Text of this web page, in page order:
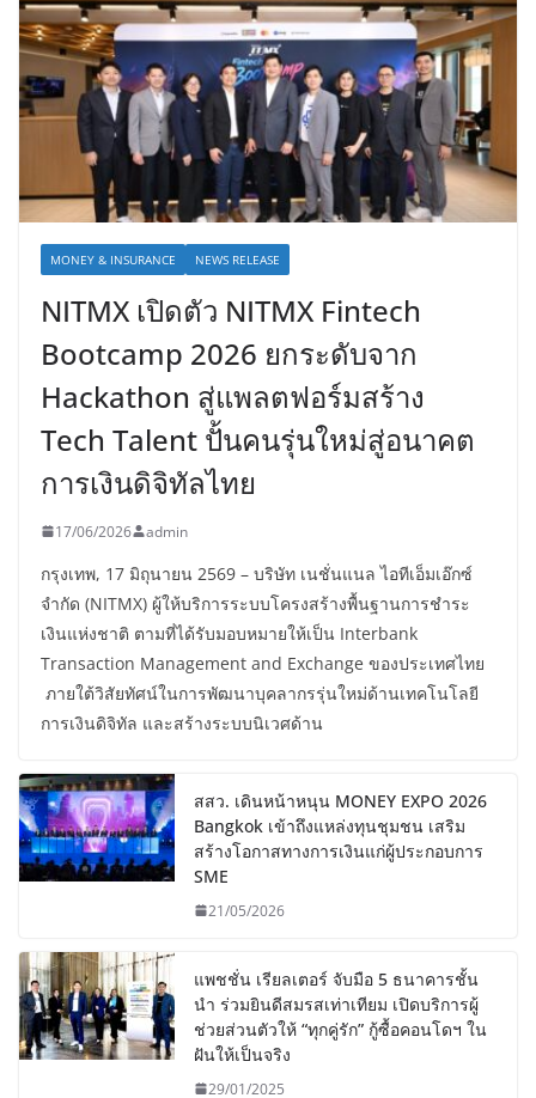
MONEY & INSURANCE NEWS RELEASE
NITMX เปิดตัว NITMX Fintech
Bootcamp 2026 ยกระดับจาก
Hackathon สู่แพลตฟอร์มสร้าง
Tech Talent ปั้นคนรุ่นใหม่สู่อนาคต
การเงินดิจิทัลไทย
17/06/2026 admin
กรุงเทพ, 17 มิถุนายน 2569 – บริษัท เนชั่นแนล ไอทีเอ็มเอ๊กซ์
จำกัด (NITMX) ผู้ให้บริการระบบโครงสร้างพื้นฐานการชำระ
เงินแห่งชาติ ตามที่ได้รับมอบหมายให้เป็น Interbank
Transaction Management and Exchange ของประเทศไทย
ภายใต้วิสัยทัศน์ในการพัฒนาบุคลากรรุ่นใหม่ด้านเทคโนโลยี
การเงินดิจิทัล และสร้างระบบนิเวศด้าน
สสว. เดินหน้าหนุน MONEY EXPO 2026
Bangkok เข้าถึงแหล่งทุนชุมชน เสริม
สร้างโอกาสทางการเงินแก่ผู้ประกอบการ
SME
21/05/2026
แพชชั่น เรียลเตอร์ จับมือ 5 ธนาคารชั้น
นำ ร่วมยินดีสมรสเท่าเทียม เปิดบริการผู้
ช่วยส่วนตัวให้ “ทุกคู่รัก” กู้ซื้อคอนโดฯ ใน
ฝันให้เป็นจริง
29/01/2025